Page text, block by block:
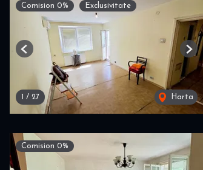
Comision 0% Exclusivitate
1 / 27 Harta
Previous Next
Comision 0%